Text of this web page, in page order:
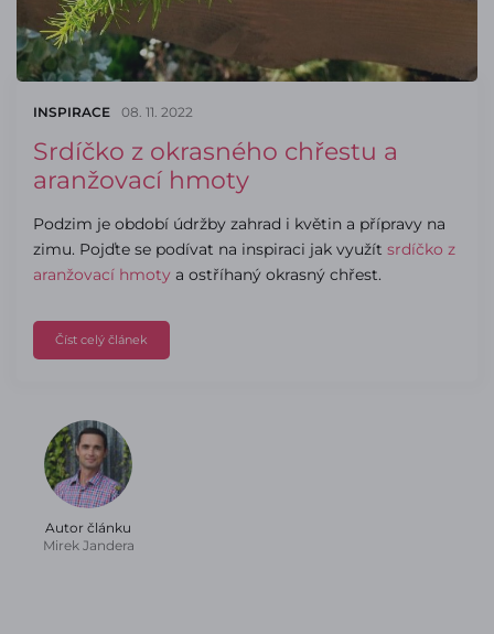
INSPIRACE 08. 11. 2022
Srdíčko z okrasného chřestu a
aranžovací hmoty
Podzim je období údržby zahrad i květin a přípravy na
zimu. Pojďte se podívat na inspiraci jak využít srdíčko z
aranžovací hmoty a ostříhaný okrasný chřest.
Číst celý článek
Autor článku
Mirek Jandera